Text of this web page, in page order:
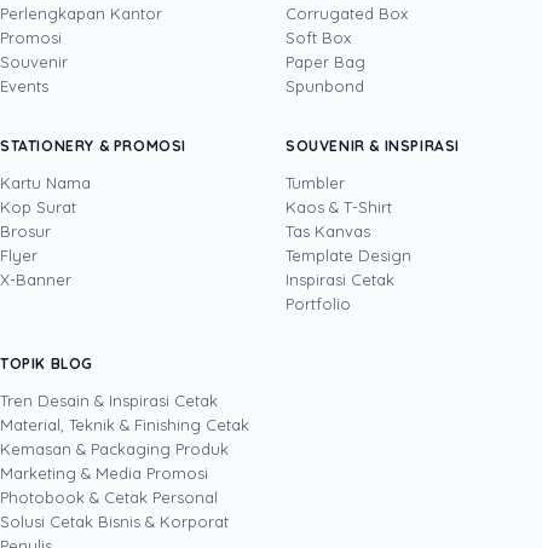
DITULIS OLEH
· Cofounder
Uprint.id, pakar dengan pengalaman lebih dari
20 tahun yang menguasai tiga disiplin
sekaligus: produksi percetakan dan kemasan
(offset, digital printing, quality control), digital
marketing, serta pemrograman dan AI. Ia
memahami bisnis cetak langsung dari lantai
produksi sampai baris kode, dari menghitung
sampai kemasan produk, selalu dengan
kacamata data dan dampak bisnis nyata.
Lihat profil →
Popular
Perlengkapan Kantor
Promosi
Souvenir
Events
Corrugated Box
Soft Box
Paper Bag
Spunbond
STATIONERY & PROMOSI
Kartu Nama
Kop Surat
Brosur
Flyer
X-Banner
SOUVENIR & INSPIRASI
Tumbler
Kaos & T-Shirt
Tas Kanvas
Template Design
Inspirasi Cetak
Portfolio
TOPIK BLOG
Tren Desain & Inspirasi Cetak
Material, Teknik & Finishing Cetak
Kemasan & Packaging Produk
Marketing & Media Promosi
Photobook & Cetak Personal
Solusi Cetak Bisnis & Korporat